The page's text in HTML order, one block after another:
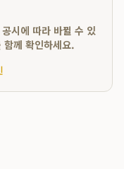
시에 따라 바뀔 수 있
께 확인하세요.